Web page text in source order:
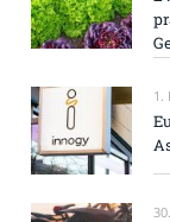
1.